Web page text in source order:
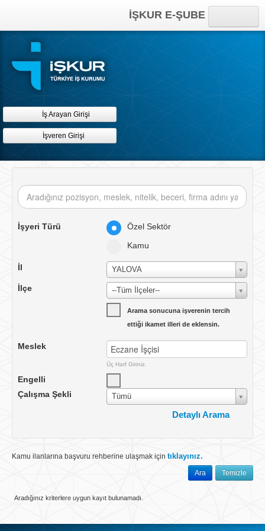
İŞKUR E-ŞUBE
Online İşlemler
İş Arayan Girişi
İşveren Girişi
İşyeri Türü
Özel Sektör
Kamu
İl YALOVA
İlçe --Tüm İlçeler--
Arama sonucuna işverenin tercih
ettiği ikamet illeri de eklensin.
Meslek
Üç Harf Giriniz.
Engelli
Çalışma Şekli
Tümü
Detaylı Arama
Ülke TÜRKİYE
İlan Tarihi Tümü
Kamu ilanlarına başvuru rehberine ulaşmak için tıklayınız.
Ara Temizle
Aradığınız kriterlere uygun kayıt bulunamadı.